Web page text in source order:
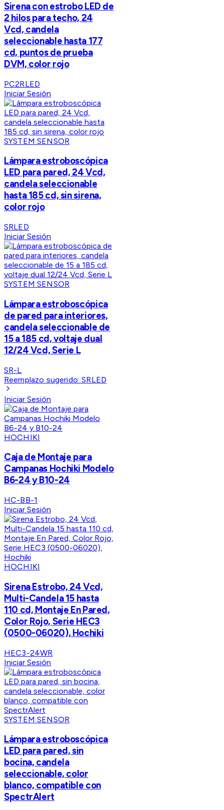
Sirena con estrobo LED de
2 hilos para techo, 24
Vcd, candela
seleccionable hasta 177
cd, puntos de prueba
DVM, color rojo
PC2RLED
Iniciar Sesión
SYSTEM SENSOR
Lámpara estroboscópica
LED para pared, 24 Vcd,
candela seleccionable
hasta 185 cd, sin sirena,
color rojo
SRLED
Iniciar Sesión
SYSTEM SENSOR
Lámpara estroboscópica
de pared para interiores,
candela seleccionable de
15 a 185 cd, voltaje dual
12/24 Vcd, Serie L
SR-L
Reemplazo sugerido:SRLED
Iniciar Sesión
HOCHIKI
Caja de Montaje para
Campanas Hochiki Modelo
B6-24 y B10-24
HC-BB-1
Iniciar Sesión
HOCHIKI
Sirena Estrobo, 24 Vcd,
Multi-Candela 15 hasta
110 cd, Montaje En Pared,
Color Rojo, Serie HEC3
(0500-06020), Hochiki
HEC3-24WR
Iniciar Sesión
SYSTEM SENSOR
Lámpara estroboscópica
LED para pared, sin
bocina, candela
seleccionable, color
blanco, compatible con
SpectrAlert